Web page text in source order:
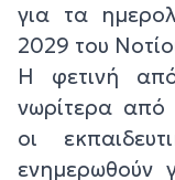
για τα
2029 του
Η φετινή
νωρίτερα από
οι
ενημερωθούν